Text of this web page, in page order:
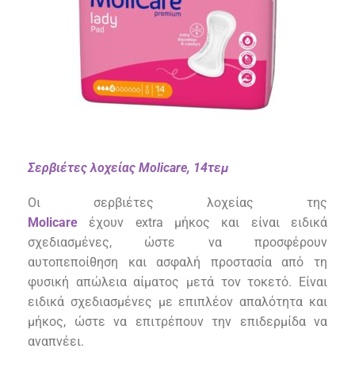
Σερβιέτες λοχείας Molicare, 14τεμ
Οι σερβιέτες λοχείας της
Molicareέχουν extra μήκος και είναι ειδικά
σχεδιασμένες, ώστε να προσφέρουν
αυτοπεποίθηση και ασφαλή προστασία από τη
φυσική απώλεια αίματος μετά τον τοκετό. Είναι
ειδικά σχεδιασμένες με επιπλέον απαλότητα και
μήκος, ώστε να επιτρέπουν την επιδερμίδα να
αναπνέει.